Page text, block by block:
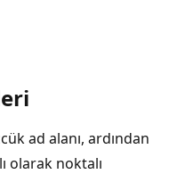
ad alanı, ardından
olarak noktalı